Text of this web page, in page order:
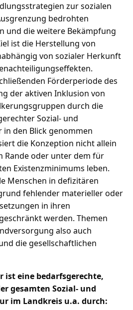
zur sozialen
bedrohten
und die weitere Bekämpfung
ist die Herstellung von
von sozialer Herkunft
Förderperiode des
der aktiven Inklusion von
durch die
Sozial- und
den Blick genommen
die Konzeption nicht allein
Rande oder unter dem für
Existenzminimums leben.
Menschen in defizitären
fehlender materieller oder
in ihren
werden. Themen
also auch
die gesellschaftlichen
ist eine bedarfsgerechte,
gesamten Sozial- und
im Landkreis u.a. durch: